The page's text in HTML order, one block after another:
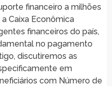
financeiro a milhões
Caixa Econômica
financeiros do país,
no pagamento
discutiremos as
em
com Número de